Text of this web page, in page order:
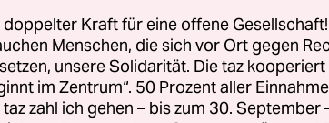
Namen, vermutet er. Alema
in der Föhrenstraße einen Termin
er der taz. Als er zur
versucht, ihn
doppelter Kraft für eine offene
Menschen, die sich vor Ort gegen
unsere Solidarität. Die taz
im Zentrum“. 50 Prozent aller
taz zahl ich gehen – bis zum 30. September